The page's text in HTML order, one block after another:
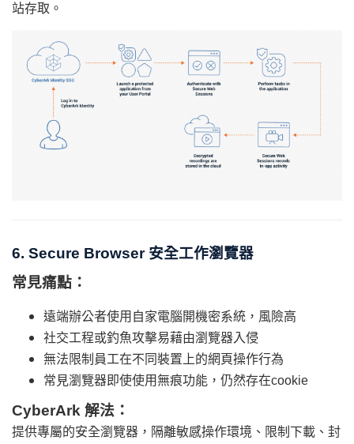
站存取。
6. Secure Browser 安全工作瀏覽器
常見痛點：
遠端辦公者使用自家電腦開機密系統，風險高
社交工程或釣魚攻擊易藉由瀏覽器入侵
無法限制員工在不同裝置上的網頁操作行為
常見瀏覽器即使使用無痕功能，仍然存在cookie
CyberArk 解法：
提供專屬的安全瀏覽器，隔離敏感操作環境、限制下載、封